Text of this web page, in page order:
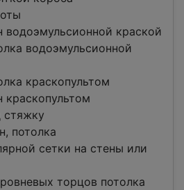
водоэмульсионной краской
водоэмульсионной
краскопультом
краскопультом
стяжку
потолка
сетки на стены или
торцов потолка